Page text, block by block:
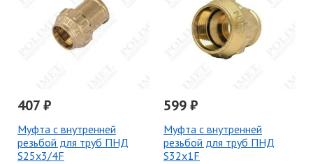
407 ₽
Муфта с внутренней
резьбой для труб ПНД
S25х3/4F
599 ₽
Муфта с внутренней
резьбой для труб ПНД
S32х1F